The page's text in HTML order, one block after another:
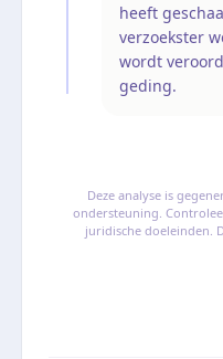
heeft
verzoekster
wordt
geding.
Deze analyse is
ondersteuning.
juridische doeleinden.